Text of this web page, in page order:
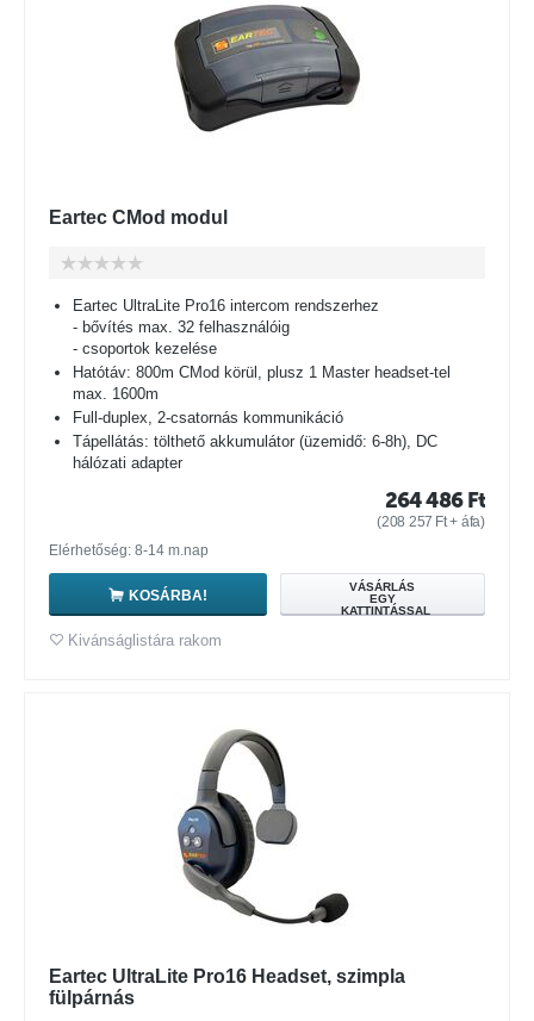
Eartec CMod modul
Eartec UltraLite Pro16 intercom rendszerhez
- bővítés max. 32 felhasználóig
- csoportok kezelése
Hatótáv: 800m CMod körül, plusz 1 Master headset-tel
max. 1600m
Full-duplex, 2-csatornás kommunikáció
Tápellátás: tölthető akkumulátor (üzemidő: 6-8h), DC
hálózati adapter
264 486 Ft
(208 257 Ft+ áfa)
Elérhetőség: 8-14 m.nap
KOSÁRBA!
VÁSÁRLÁS
EGY
KATTINTÁSSAL
Kivánságlistára rakom
Eartec UltraLite Pro16 Headset, szimpla
fülpárnás